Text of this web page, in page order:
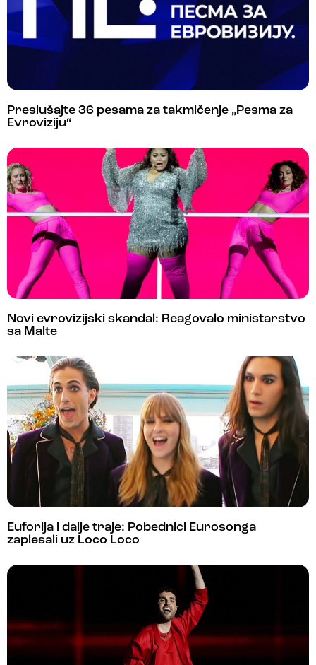
Preslušajte 36 pesama za takmičenje „Pesma za
Evroviziju“
Novi evrovizijski skandal: Reagovalo ministarstvo
sa Malte
Euforija i dalje traje: Pobednici Eurosonga
zaplesali uz Loco Loco